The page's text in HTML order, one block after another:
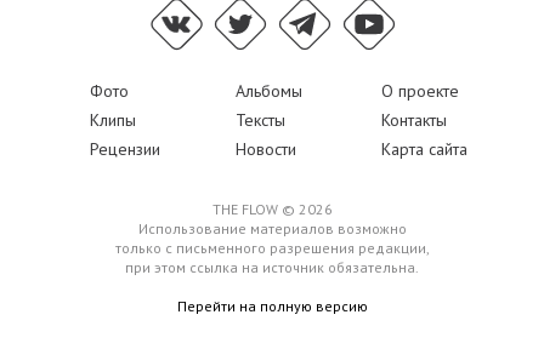
Фото Альбомы
О проекте
Клипы
Тексты
Контакты
Рецензии
Новости Карта сайта
THE FLOW © 2026
Использование материалов возможно
только с письменного разрешения редакции,
при этом ссылка на источник обязательна.
Перейти на полную версию